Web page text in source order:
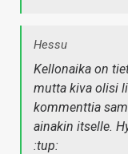
Hessu
Kellonaika on
mutta kiva olisi
kommenttia
ainakin itselle.
:tup: